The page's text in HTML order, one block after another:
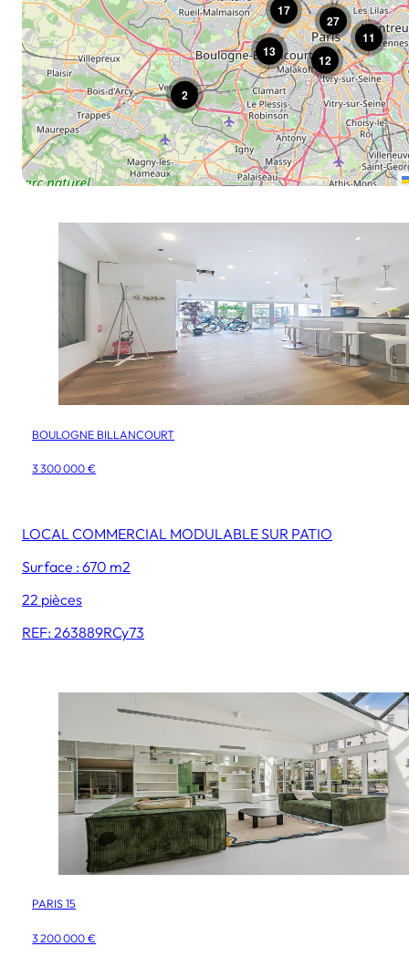
PARIS 16
PARIS 17
PARIS 18
PARIS 19
PARIS 20
PUTEAUX
SAINT DENIS
VINCENNES
12
11
27
2
17
13
BOULOGNE BILLANCOURT
3 300 000 €
LOCAL COMMERCIAL MODULABLE SUR PATIO
Surface : 670 m2
22 pièces
REF: 263889RCy73
PARIS 15
3 200 000 €